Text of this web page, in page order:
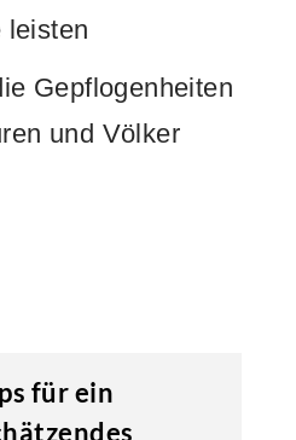
leisten
Gepflogenheiten
und Völker